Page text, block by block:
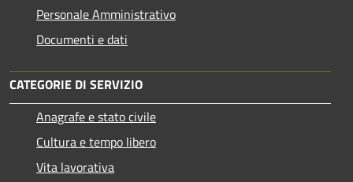
Personale Amministrativo
Documenti e dati
CATEGORIE DI SERVIZIO
Anagrafe e stato civile
Cultura e tempo libero
Vita lavorativa